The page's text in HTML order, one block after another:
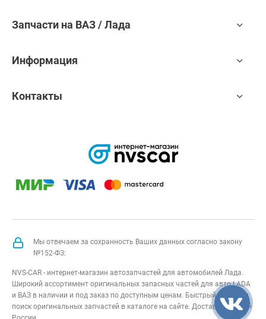
Запчасти на ВАЗ / Лада
Информация
Контакты
Мы отвечаем за сохранность Ваших данных согласно закону
№152-ФЗ:
NVS-CAR - интернет-магазин автозапчастей для автомобилей Лада.
Широкий ассортимент оригинальных запасных частей для авто LADA
и ВАЗ в наличии и под заказ по доступным ценам. Быстрый подбор и
поиск оригинальных запчастей в каталоге на сайте. Доставка по всей